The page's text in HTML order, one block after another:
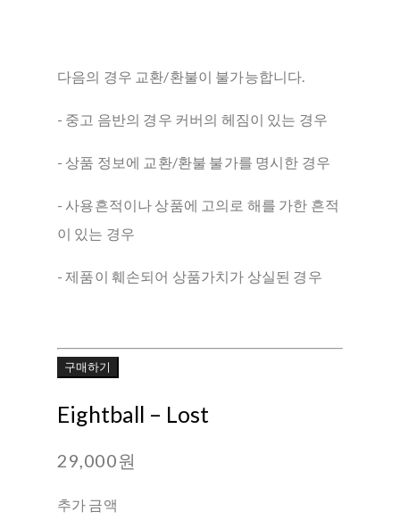
다음의 경우 교환/환불이 불가능합니다.
- 중고 음반의 경우 커버의 헤짐이 있는 경우
- 상품 정보에 교환/환불 불가를 명시한 경우
- 사용흔적이나 상품에 고의로 해를 가한 흔적
이 있는 경우
- 제품이 훼손되어 상품가치가 상실된 경우
구매하기
Eightball – Lost
29,000원
추가 금액